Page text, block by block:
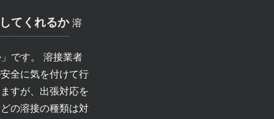
てくれるか溶
です。 溶接業者
全に気を付けて行
すが、出張対応を
の溶接の種類は対